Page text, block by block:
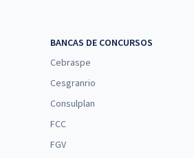
BANCAS DE CONCURSOS
Cebraspe
Cesgranrio
Consulplan
FCC
FGV